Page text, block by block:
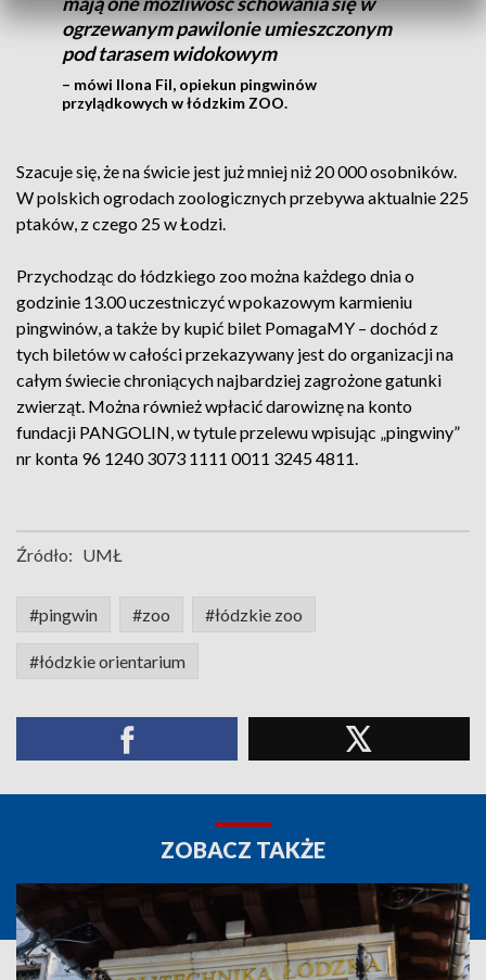
ogrzewanym pawilonie umieszczonym
pod tarasem widokowym
– mówi Ilona Fil, opiekun pingwinów
przylądkowych w łódzkim ZOO.
Szacuje się, że na świcie jest już mniej niż 20 000 osobników.
W polskich ogrodach zoologicznych przebywa aktualnie 225
ptaków, z czego 25 w Łodzi.
Przychodząc do łódzkiego zoo można każdego dnia o
godzinie 13.00 uczestniczyć w pokazowym karmieniu
pingwinów, a także by kupić bilet PomagaMY – dochód z
tych biletów w całości przekazywany jest do organizacji na
całym świecie chroniących najbardziej zagrożone gatunki
zwierząt. Można również wpłacić darowiznę na konto
fundacji PANGOLIN, w tytule przelewu wpisując „pingwiny”
nr konta 96 1240 3073 1111 0011 3245 4811.
Źródło: UMŁ
#pingwin #zoo #łódzkie zoo
#łódzkie orientarium
ZOBACZ TAKŻE